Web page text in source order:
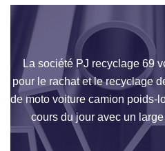
La société PJ recyclage 69
pour le rachat et le recyclage
de moto voiture camion poids-
cours du jour avec un